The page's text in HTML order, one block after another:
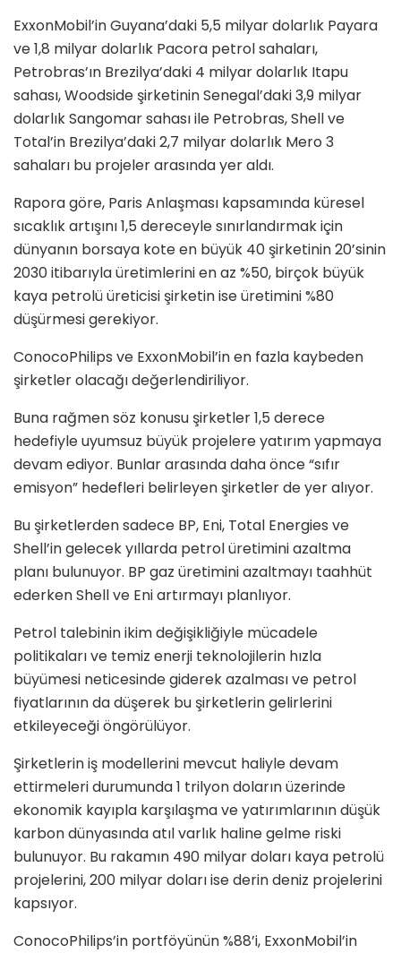
ExxonMobil’in Guyana’daki 5,5 milyar dolarlık Payara
ve 1,8 milyar dolarlık Pacora petrol sahaları,
Petrobras’ın Brezilya’daki 4 milyar dolarlık Itapu
sahası, Woodside şirketinin Senegal’daki 3,9 milyar
dolarlık Sangomar sahası ile Petrobras, Shell ve
Total’in Brezilya’daki 2,7 milyar dolarlık Mero 3
sahaları bu projeler arasında yer aldı.
Rapora göre, Paris Anlaşması kapsamında küresel
sıcaklık artışını 1,5 dereceyle sınırlandırmak için
dünyanın borsaya kote en büyük 40 şirketinin 20’sinin
2030 itibarıyla üretimlerini en az %50, birçok büyük
kaya petrolü üreticisi şirketin ise üretimini %80
düşürmesi gerekiyor.
ConocoPhilips ve ExxonMobil’in en fazla kaybeden
şirketler olacağı değerlendiriliyor.
Buna rağmen söz konusu şirketler 1,5 derece
hedefiyle uyumsuz büyük projelere yatırım yapmaya
devam ediyor. Bunlar arasında daha önce “sıfır
emisyon” hedefleri belirleyen şirketler de yer alıyor.
Bu şirketlerden sadece BP, Eni, Total Energies ve
Shell’in gelecek yıllarda petrol üretimini azaltma
planı bulunuyor. BP gaz üretimini azaltmayı taahhüt
ederken Shell ve Eni artırmayı planlıyor.
Petrol talebinin ikim değişikliğiyle mücadele
politikaları ve temiz enerji teknolojilerin hızla
büyümesi neticesinde giderek azalması ve petrol
fiyatlarının da düşerek bu şirketlerin gelirlerini
etkileyeceği öngörülüyor.
Şirketlerin iş modellerini mevcut haliyle devam
ettirmeleri durumunda 1 trilyon doların üzerinde
ekonomik kayıpla karşılaşma ve yatırımlarının düşük
karbon dünyasında atıl varlık haline gelme riski
bulunuyor. Bu rakamın 490 milyar doları kaya petrolü
projelerini, 200 milyar doları ise derin deniz projelerini
kapsıyor.
ConocoPhilips’in portföyünün %88’i, ExxonMobil’in